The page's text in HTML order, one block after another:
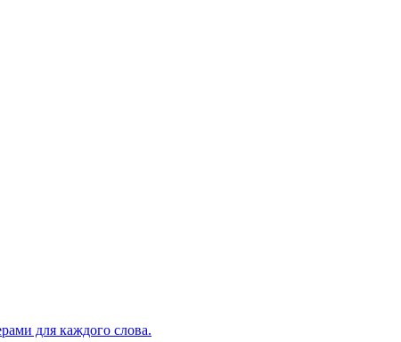
для каждого слова.